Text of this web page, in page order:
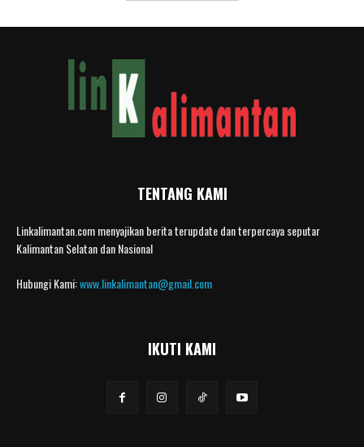
TENTANG KAMI
Linkalimantan.com menyajikan berita terupdate dan terpercaya seputar
Kalimantan Selatan dan Nasional
Hubungi Kami:www.linkalimantan@gmail.com
IKUTI KAMI